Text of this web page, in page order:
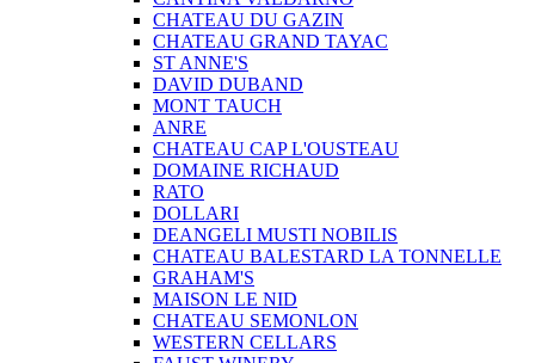
CHATEAU DU GAZIN
CHATEAU GRAND TAYAC
ST ANNE'S
DAVID DUBAND
MONT TAUCH
ANRE
CHATEAU CAP L'OUSTEAU
DOMAINE RICHAUD
RATO
DOLLARI
DEANGELI MUSTI NOBILIS
CHATEAU BALESTARD LA TONNELLE
GRAHAM'S
MAISON LE NID
CHATEAU SEMONLON
WESTERN CELLARS